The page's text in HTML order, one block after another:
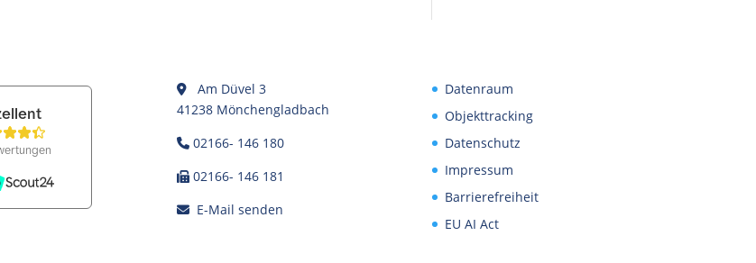
Am Düvel 3
41238 Mönchengladbach
02166- 146 180
02166- 146 181
E-Mail senden
Datenraum
Objekttracking
Datenschutz
Impressum
Barrierefreiheit
EU AI Act